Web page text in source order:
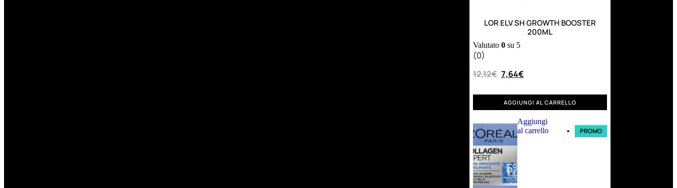
LOR ELV SH GROWTH BOOSTER
200ML
Valutato 0su 5
(0)
12,12€ 7,64€
AGGIUNGI AL CARRELLO
Aggiungi
al carrello
PROMO